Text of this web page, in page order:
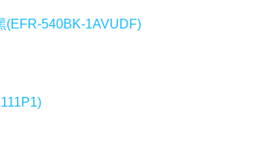
(EFR-540BK-1AVUDF)